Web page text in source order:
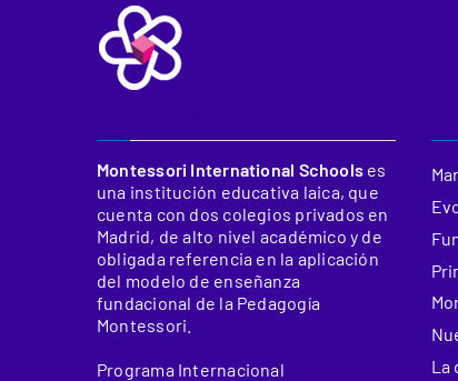
Montessori International Schools es
una institución educativa laica, que
cuenta con dos colegios privados en
Madrid, de alto nivel académico y de
obligada referencia en la aplicación
del modelo de enseñanza
fundacional de la Pedagogía
Montessori.
Programa Internacional
La